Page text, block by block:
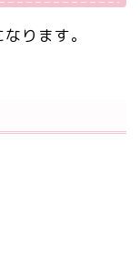
ります。